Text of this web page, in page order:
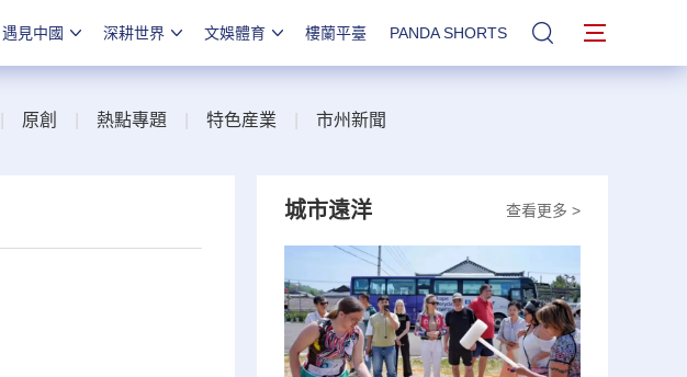
遇見中國 深耕世界 文娛體育 樓蘭平臺 PANDA SHORTS 站內搜索
原創 熱點專題 特色産業 市州新聞
查看更多 >
城市遠洋